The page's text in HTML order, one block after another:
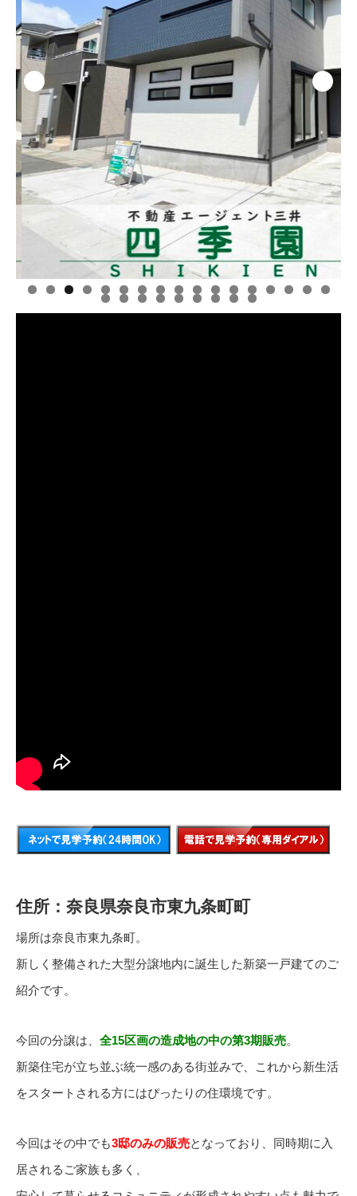
住所：奈良県奈良市東九条町町
場所は奈良市東九条町。
新しく整備された大型分譲地内に誕生した新築一戸建てのご
紹介です。
今回の分譲は、 全15区画の造成地の中の第3期販売。
新築住宅が立ち並ぶ統一感のある街並みで、これから新生活
をスタートされる方にはぴったりの住環境です。
今回はその中でも3邸のみの販売となっており、同時期に入
居されるご家族も多く、